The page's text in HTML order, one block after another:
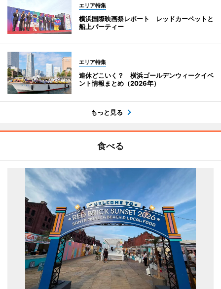
エリア特集
横浜国際映画祭レポート レッドカーペットと
船上パーティー
エリア特集
連休どこいく？ 横浜ゴールデンウィークイベ
ント情報まとめ（2026年）
もっと見る
食べる